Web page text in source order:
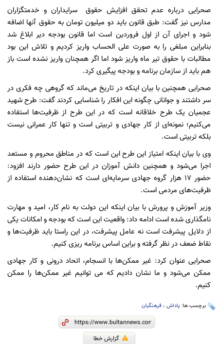
صحرایی درباره عدم تحقق افزایش حقوق سرایداران و خدمتگزاران
مدارس نیز گفت: طبق قانون باید دو میلیون تومان به حقوق آنها اضافه
شود و اجرای آن از اول فروردین است اما قانون بودجه دیر ابلاغ شد
بنابراین مبلغی را به صورت علی الحساب واریز کردیم و تلاش این بود
مطالبات با حقوق تیر ماه واریز شود اما اگر همچنان واریز نشده است باز
هم باید از سازمان برنامه و بودجه پیگیری کرد.
صحرایی همچنین با بیان اینکه در تاریخ می‌ماند که گروهی چه فکری در
سر داشتند و جوانانی چگونه این افکار را شناسایی کردند گفت: طرح شهید
عجمیان یک طرح خلاقانه است که در این طرح از ظرفیت‌ها استفاده
می‌کنیم؛ نمونه‌ای از کار جهادی و تربیتی است و تنها کار عمرانی نیست
بلکه تربیتی است.
وی با بیان اینکه امتیاز این طرح این است که در مناطق محروم و مستعد
اجرا می‌شود و همچنین دانش آموزان در این طرح حضور دارند افزود:
حضور ۱۷ هزار گروه جهادی سرمایه‌ای است که نشان‌دهنده استفاده از
ظرفیت‌های مردمی است.
وزیر آموزش و پرورش با بیان اینکه این دولت به نام کار، امید و مهارت
نامگذاری شده است ادامه داد: واقعیت این است که بودجه و امکانات یکی
از دلایل پیشرفت است نه عامل پیشرفت، در این راستا باید ظرفیت‌ها و
نقاط ضعف در نظر گرفته و براین اساس برنامه ریزی کنیم.
صحرایی عنوان کرد: غیر ممکن‌ها با انسجام، اتحاد درونی و کار جهادی
ممکن می‌شود و ما نشان دادیم که می توانیم غیر ممکن‌ها را ممکن
کنیم.
برچسب ها: پاداش ، فرهنگیان
گزارش خطا